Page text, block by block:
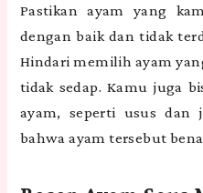
Pastikan ayam yang
dengan baik dan tidak
Hindari memilih ayam
tidak sedap. Kamu juga
ayam, seperti usus dan
bahwa ayam tersebut